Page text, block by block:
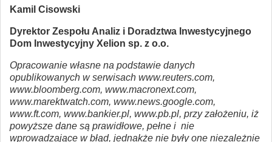
Kamil Cisowski
Dyrektor Zespołu Analiz i Doradztwa Inwestycyjnego
Dom Inwestycyjny Xelion sp. z o.o.
Opracowanie własne na podstawie danych
opublikowanych w serwisach www.reuters.com,
www.bloomberg.com, www.macronext.com,
www.marektwatch.com, www.news.google.com,
www.ft.com, www.bankier.pl, www.pb.pl, przy założeniu, iż
powyższe dane są prawidłowe, pełne i nie
wprowadzające w błąd, jednakże nie były one niezależnie